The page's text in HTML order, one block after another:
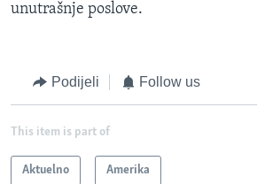
unutrašnje poslove.
Podijeli Follow us
This item is part of
Aktuelno Amerika